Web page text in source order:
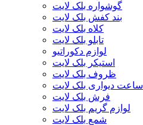
گوشواره بلک لایت
بند کفش بلک لایت
کلاه بلک لایت
تابلو بلک لایت
لوازم دکوراتیو
استیکر بلک لایت
ظروف بلک لایت
ساعت دیواری بلک لایت
فرش بلک لایت
لوازم گریم بلک لایت
شمع بلک لایت